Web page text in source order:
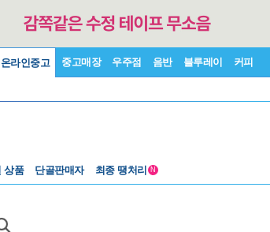
온라인중고 중고매장 우주점 음반 블루레이 커피
상품 단골판매자 최종 땡처리 N